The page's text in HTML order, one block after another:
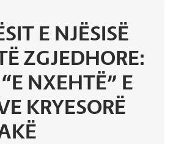
E NJËSISË
ZGJEDHORE:
NXEHTË” E
KRYESORË